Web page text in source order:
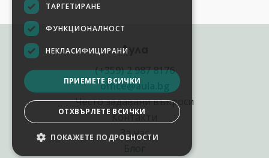
Аула
(+359) 2 987 8176
office@aula.bg
Често задавани въпроси
Контакти
За нас
ТАРГЕТИРАНЕ
ФУНКЦИОНАЛНОСТ
НЕКЛАСИФИЦИРАНИ
ПРИЕМЕТЕ ВСИЧКИ
ОТХВЪРЛЕТЕ ВСИЧКИ
ПОКАЖЕТЕ ПОДРОБНОСТИ